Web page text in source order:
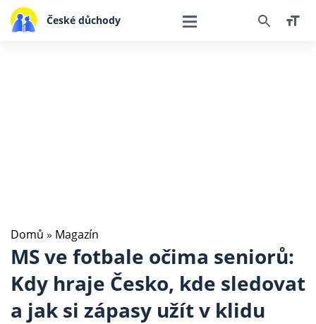
České důchody
Domů » Magazín
MS ve fotbale očima seniorů:
Kdy hraje Česko, kde sledovat
a jak si zápasy užít v klidu